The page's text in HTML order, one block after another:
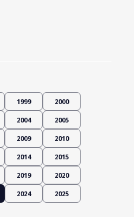
1999 2000
2004 2005
2009 2010
2014 2015
2019 2020
2024 2025